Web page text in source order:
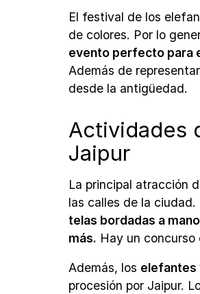
El festival de los
de colores. Por lo
evento perfecto para
Además de
desde la antigüedad.
Actividades
Jaipur
La principal atracción
las calles de la
telas bordadas a
más. Hay un concurso
Además, los elefantes
procesión por Jaipur.